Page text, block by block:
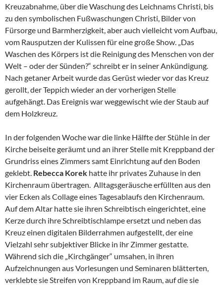
Kreuzabnahme, über die Waschung des Leichnams Christi, bis
zu den symbolischen Fußwaschungen Christi, Bilder von
Fürsorge und Barmherzigkeit, aber auch vielleicht vom Aufbau,
vom Rausputzen der Kulissen für eine große Show. „Das
Waschen des Körpers ist die Reinigung des Menschen von der
Welt – oder der Sünden?“ schreibt er in seiner Ankündigung.
Nach getaner Arbeit wurde das Gerüst wieder vor das Kreuz
gerollt, der Teppich wieder an der vorherigen Stelle
aufgehängt. Das Ereignis war weggewischt wie der Staub auf
dem Holzkreuz.
In der folgenden Woche war die linke Hälfte der Stühle in der
Kirche beiseite geräumt und an ihrer Stelle mit Kreppband der
Grundriss eines Zimmers samt Einrichtung auf den Boden
geklebt. Rebecca Korek hatte ihr privates Zuhause in den
Kirchenraum übertragen. Alltagsgeräusche erfüllten aus den
vier Ecken als Collage eines Tagesablaufs den Kirchenraum.
Auf dem Altar hatte sie ihren Schreibtisch eingerichtet, eine
Kerze durch ihre Schreibtischlampe ersetzt und neben das
Kreuz einen digitalen Bilderrahmen aufgestellt, der eine
Vielzahl sehr subjektiver Blicke in ihr Zimmer gestatte.
Während sich die „Kirchgänger“ umsahen, in ihren
Aufzeichnungen aus Vorlesungen und Seminaren blätterten,
verklebte sie Streifen von Kreppband im Raum, auf die sie